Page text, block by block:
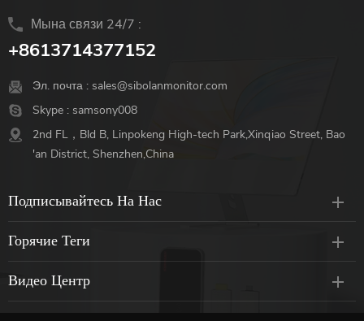
Мына связи 24/7 :
+8613714377152
Эл. почта : sales@sibolanmonitor.com
Skype : samsony008
2nd FL，Bld B, Linpokeng High-tech Park,Xinqiao Street, Bao
'an District, Shenzhen,China
Подписывайтесь На Нас
Горячие Теги
Видео Центр